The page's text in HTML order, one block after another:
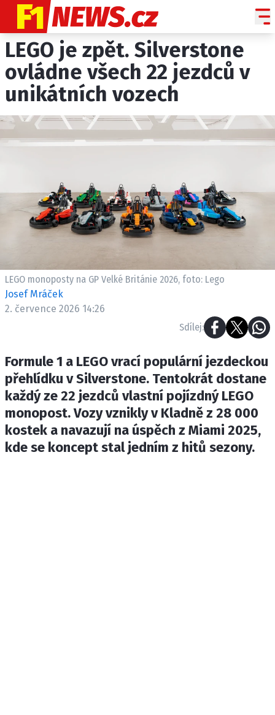
NOVINKY
GRAND PRIX
PADDOCK LINE
HISTORIE GP
ROZHOVORY
OSTATNÍ
SLEDUJTE NÁS NA
ETICKÝ KODEX
OSOBNÍ ÚDAJE / COOKIES
Provozovatelem serveru F1NEWS.cz je
INCORP MEDIA GROUP s.r.o., IČ: 118 23 054
LEGO je zpět. Silverstone
ovládne všech 22 jezdců v
unikátních vozech
LEGO monoposty na GP Velké Británie 2026, foto: Lego
Josef Mráček
2. července 2026 14:26
Sdílej:
Formule 1 a LEGO vrací populární jezdeckou
přehlídku v Silverstone. Tentokrát dostane
každý ze 22 jezdců vlastní pojízdný LEGO
monopost. Vozy vznikly v Kladně z 28 000
kostek a navazují na úspěch z Miami 2025,
kde se koncept stal jedním z hitů sezony.